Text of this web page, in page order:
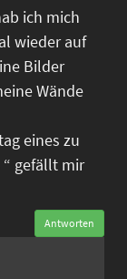
ich mich
wieder auf
Bilder
Wände
eines zu
“ gefällt mir
Antworten